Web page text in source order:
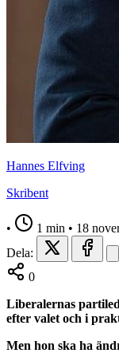
Hannes Elfving
Skribent
• 1 min • 18
Dela:
0
Liberalernas
efter valet och i
Men hon ska ha